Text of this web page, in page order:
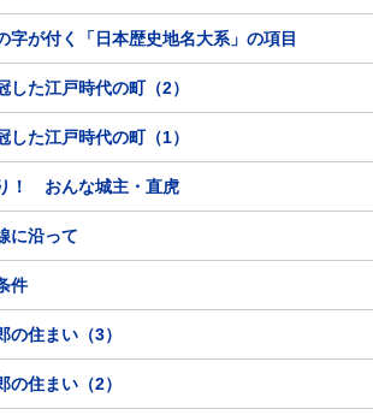
が付く「日本歴史地名大系」の項目
た江戸時代の町（2）
た江戸時代の町（1）
！ おんな城主・直虎
に沿って
件
住まい（3）
住まい（2）